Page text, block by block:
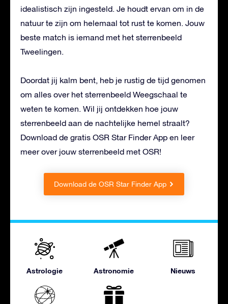
idealistisch zijn ingesteld. Je houdt ervan om in de
natuur te zijn om helemaal tot rust te komen. Jouw
beste match is iemand met het sterrenbeeld
Tweelingen.
Doordat jij kalm bent, heb je rustig de tijd genomen
om alles over het sterrenbeeld Weegschaal te
weten te komen. Wil jij ontdekken hoe jouw
sterrenbeeld aan de nachtelijke hemel straalt?
Download de gratis OSR Star Finder App en leer
meer over jouw sterrenbeeld met OSR!
Download de OSR Star Finder App
Astrologie Astronomie Nieuws